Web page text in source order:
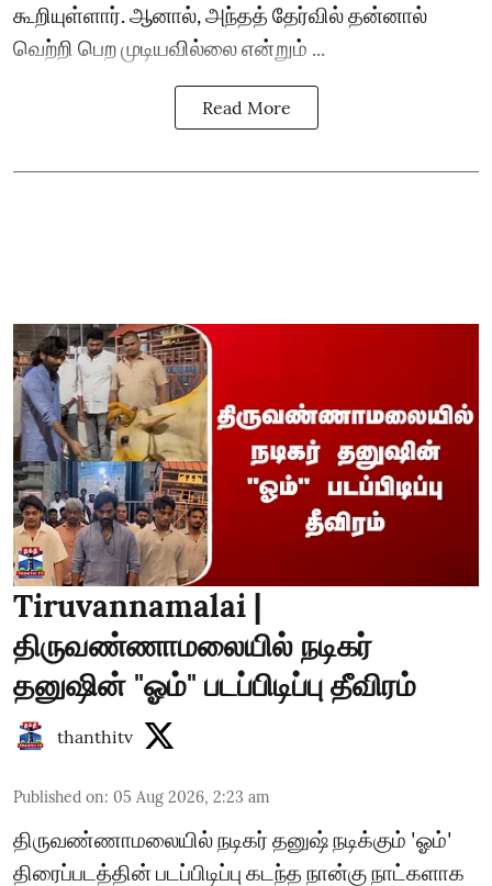
கூறியுள்ளார். ஆனால், அந்தத் தேர்வில் தன்னால்
வெற்றி பெற முடியவில்லை என்றும் ...
Read More
Tiruvannamalai |
திருவண்ணாமலையில் நடிகர்
தனுஷின் "ஓம்" படப்பிடிப்பு தீவிரம்
thanthitv
Published on: 05 Aug 2026, 2:23 am
திருவண்ணாமலையில் நடிகர் தனுஷ் நடிக்கும் 'ஓம்'
திரைப்படத்தின் படப்பிடிப்பு கடந்த நான்கு நாட்களாக